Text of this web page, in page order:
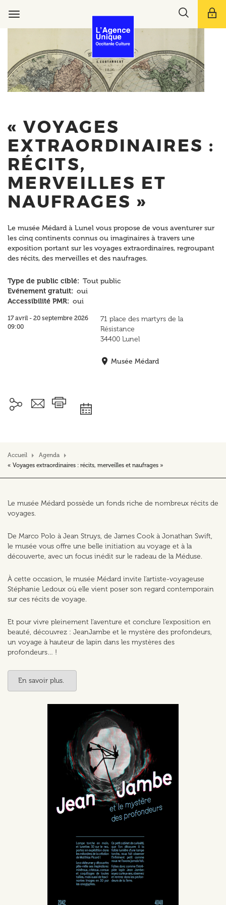
Toggle
« VOYAGES
EXTRAORDINAIRES :
RÉCITS,
MERVEILLES ET
NAUFRAGES »
Le musée Médard à Lunel vous propose de vous aventurer sur
les cinq continents connus ou imaginaires à travers une
exposition portant sur les voyages extraordinaires, regroupant
des récits, des merveilles et des naufrages.
Type de public ciblé
Tout public
Evénement gratuit
oui
Accessibilité PMR
oui
17 avril
20 septembre 2026
09:00
71 place des martyrs de la
Résistance
34400 Lunel
Musée Médard
Accueil
Agenda
« Voyages extraordinaires : récits, merveilles et naufrages »
Le musée Médard possède un fonds riche de nombreux récits de
voyages.
De Marco Polo à Jean Struys, de James Cook à Jonathan Swift,
le musée vous offre une belle initiation au voyage et à la
découverte, avec un focus inédit sur le radeau de la Méduse.
À cette occasion, le musée Médard invite l’artiste-voyageuse
Stéphanie Ledoux où elle vient poser son regard contemporain
sur ces récits de voyage.
Et pour vivre pleinement l’aventure et conclure l’exposition en
beauté, découvrez : JeanJambe et le mystère des profondeurs,
un voyage à hauteur de lapin dans les mystères des
profondeurs… !
En savoir plus.